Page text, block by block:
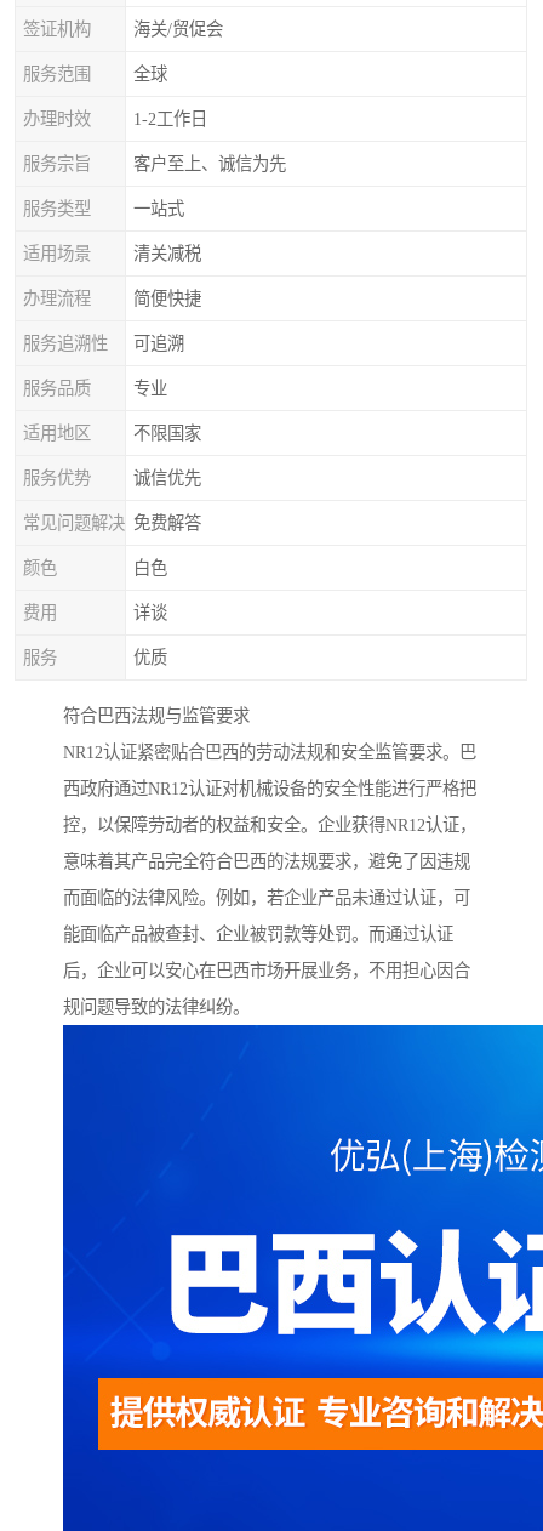
签证机构 海关/贸促会
服务范围 全球
办理时效 1-2工作日
服务宗旨 客户至上、诚信为先
服务类型 一站式
适用场景 清关减税
办理流程 简便快捷
服务追溯性 可追溯
服务品质 专业
适用地区 不限国家
服务优势 诚信优先
常见问题解决 免费解答
颜色 白色
费用 详谈
服务 优质
符合巴西法规与监管要求
NR12认证紧密贴合巴西的劳动法规和安全监管要求。巴
西政府通过NR12认证对机械设备的安全性能进行严格把
控，以保障劳动者的权益和安全。企业获得NR12认证，
意味着其产品完全符合巴西的法规要求，避免了因违规
而面临的法律风险。例如，若企业产品未通过认证，可
能面临产品被查封、企业被罚款等处罚。而通过认证
后，企业可以安心在巴西市场开展业务，不用担心因合
规问题导致的法律纠纷。